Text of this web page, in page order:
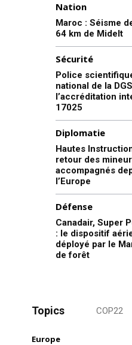
Nation
Maroc : Séisme
64 km de Midelt
Sécurité
Police
national de la
l’accréditation
17025
Diplomatie
Hautes
retour des
accompagnés
l’Europe
Défense
Canadair, Super
: le dispositif
déployé par le
de forêt
Topics COP22
Europe